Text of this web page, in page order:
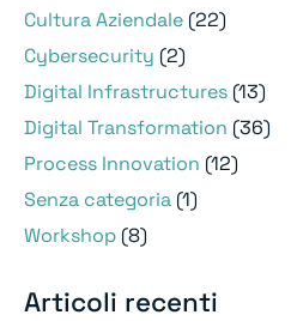
Cultura Aziendale (22)
Cybersecurity (2)
Digital Infrastructures (13)
Digital Transformation (36)
Process Innovation (12)
Senza categoria (1)
Workshop (8)
Articoli recenti